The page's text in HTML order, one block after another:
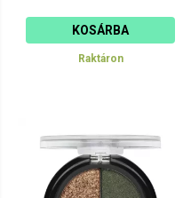
KOSÁRBA
Raktáron